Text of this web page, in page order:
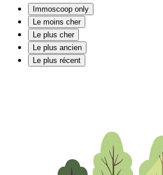
Immoscoop only
Le moins cher
Le plus cher
Le plus ancien
Le plus récent